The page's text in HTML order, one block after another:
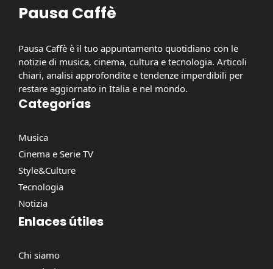
Pausa Caffè
Pausa Caffè è il tuo appuntamento quotidiano con le
notizie di musica, cinema, cultura e tecnologia. Articoli
chiari, analisi approfondite e tendenze imperdibili per
restare aggiornato in Italia e nel mondo.
Categorías
Musica
Cinema e Serie TV
Style&Culture
Tecnologia
Notizia
Enlaces útiles
Chi siamo